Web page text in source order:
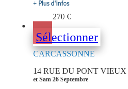
+ Plus d'infos
270 €
Sélectionner
CARCASSONNE
14 RUE DU PONT VIEUX
et Sam 26 Septembre